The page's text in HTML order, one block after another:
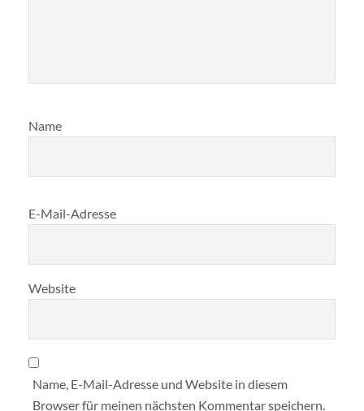
Name
E-Mail-Adresse
Website
Name, E-Mail-Adresse und Website in diesem
Browser für meinen nächsten Kommentar speichern.